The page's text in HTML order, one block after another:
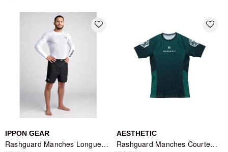
favorite_border
IPPON GEAR
Rashguard Manches Longues - Essentiel Ippongear
favorite_border
AESTHETIC
Rashguard Manches Courtes 'Emerald' Meregali par Aesthetic